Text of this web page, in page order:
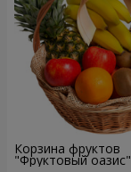
Корзина фруктов
"Фруктовый оазис"